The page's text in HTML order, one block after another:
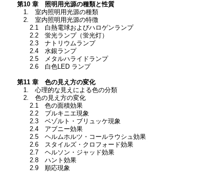
第10 章 照明用光源の種類と性質
1. 室内照明用光源の種類
2. 室内照明用光源の特徴
2.1 白熱電球およびハロゲンランプ
2.2 蛍光ランプ（蛍光灯）
2.3 ナトリウムランプ
2.4 水銀ランプ
2.5 メタルハライドランプ
2.6 白色LED ランプ
第11 章 色の見え方の変化
1. 心理的な見えによる色の分類
2. 色の見え方の変化
2.1 色の面積効果
2.2 プルキニエ現象
2.3 ベゾルト・ブリュッケ現象
2.4 アブニー効果
2.5 ヘルムホルツ・コールラウシュ効果
2.6 スタイルズ・クロフォード効果
2.7 ヘルソン・ジャッド効果
2.8 ハント効果
2.9 順応現象